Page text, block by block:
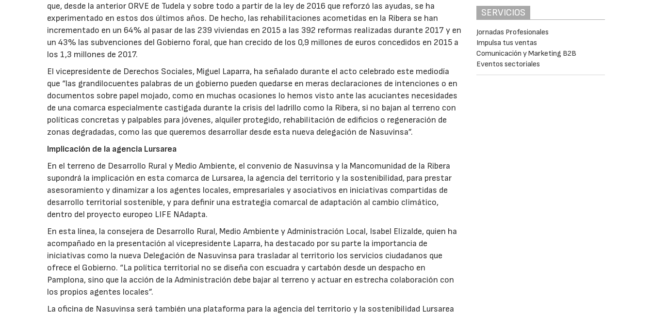
que, desde la anterior ORVE de Tudela y sobre todo a partir de la ley de 2016 que reforzó las ayudas, se ha
experimentado en estos dos últimos años. De hecho, las rehabilitaciones acometidas en la Ribera se han
incrementado en un 64% al pasar de las 239 viviendas en 2015 a las 392 reformas realizadas durante 2017 y en
un 43% las subvenciones del Gobierno foral, que han crecido de los 0,9 millones de euros concedidos en 2015 a
los 1,3 millones de 2017.
El vicepresidente de Derechos Sociales, Miguel Laparra, ha señalado durante el acto celebrado este mediodía
que “las grandilocuentes palabras de un gobierno pueden quedarse en meras declaraciones de intenciones o en
documentos sobre papel mojado, como en muchas ocasiones lo hemos visto ante las acuciantes necesidades
de una comarca especialmente castigada durante la crisis del ladrillo como la Ribera, si no bajan al terreno con
políticas concretas y palpables para jóvenes, alquiler protegido, rehabilitación de edificios o regeneración de
zonas degradadas, como las que queremos desarrollar desde esta nueva delegación de Nasuvinsa”.
Implicación de la agencia Lursarea
En el terreno de Desarrollo Rural y Medio Ambiente, el convenio de Nasuvinsa y la Mancomunidad de la Ribera
supondrá la implicación en esta comarca de Lursarea, la agencia del territorio y la sostenibilidad, para prestar
asesoramiento y dinamizar a los agentes locales, empresariales y asociativos en iniciativas compartidas de
desarrollo territorial sostenible, y para definir una estrategia comarcal de adaptación al cambio climático,
dentro del proyecto europeo LIFE NAdapta.
En esta línea, la consejera de Desarrollo Rural, Medio Ambiente y Administración Local, Isabel Elizalde, quien ha
acompañado en la presentación al vicepresidente Laparra, ha destacado por su parte la importancia de
iniciativas como la nueva Delegación de Nasuvinsa para trasladar al territorio los servicios ciudadanos que
ofrece el Gobierno. “La política territorial no se diseña con escuadra y cartabón desde un despacho en
Pamplona, sino que la acción de la Administración debe bajar al terreno y actuar en estrecha colaboración con
los propios agentes locales”.
La oficina de Nasuvinsa será también una plataforma para la agencia del territorio y la sostenibilidad Lursarea
SERVICIOS
Jornadas Profesionales
Impulsa tus ventas
Comunicación y Marketing B2B
Eventos sectoriales